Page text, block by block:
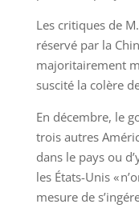
Les critiques de
réservé par la
majoritairement
suscité la colère
En décembre, le
trois autres
dans le pays ou
les États-Unis «
mesure de